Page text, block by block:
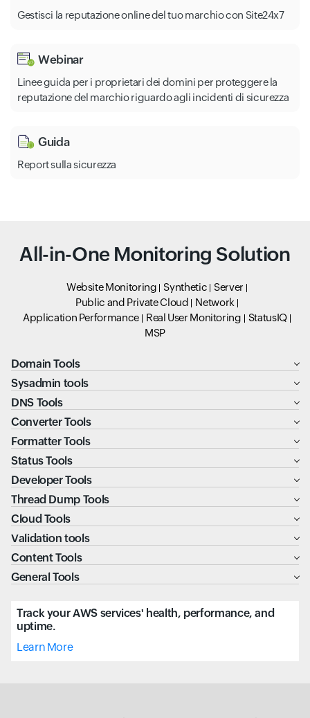
Gestisci la reputazione online del tuo marchio con Site24x7
Webinar
Linee guida per i proprietari dei domini per proteggere la
reputazione del marchio riguardo agli incidenti di sicurezza
Guida
Report sulla sicurezza
All-in-One Monitoring Solution
Website Monitoring Synthetic
Server
Public and Private Cloud
Network
Application Performance
Real User Monitoring
StatusIQ
MSP
Domain Tools
Sysadmin tools
DNS Tools
Converter Tools
Formatter Tools
Status Tools
Developer Tools
Thread Dump Tools
Cloud Tools
Validation tools
Content Tools
General Tools
Track your AWS services' health, performance, and
uptime.
Learn More